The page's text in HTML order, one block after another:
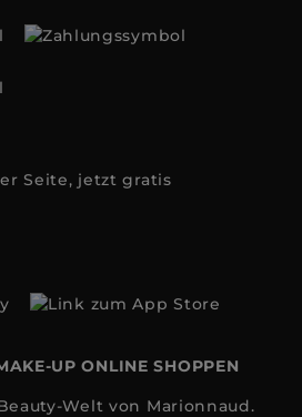
Seite, jetzt gratis
UP ONLINE SHOPPEN
Welt von Marionnaud.